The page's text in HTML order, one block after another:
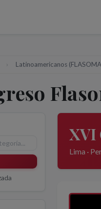
Latinoamericanos
XVI
Lima ·